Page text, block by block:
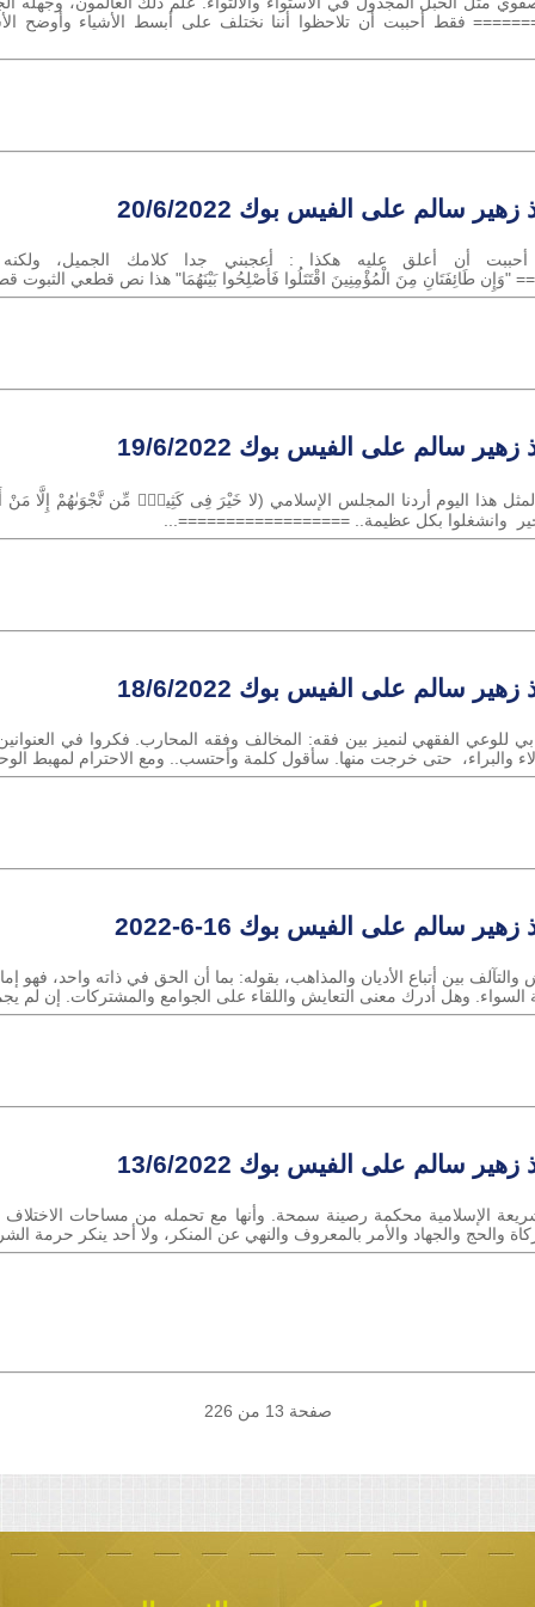
فقط أحببت أن تلاحظوا أننا نختلف على أبسط الأشياء وأوضح
سالم على الفيس بوك 20/6/2022
أحببت أن أعلق عليه هكذا : أعجبني جدا كلامك الجميل،
طَائِفَتَانِ مِنَ الْمُؤْمِنِينَ اقْتَتَلُوا فَأَصْلِحُوا بَيْنَهُمَا" هذا نص قطعي الثبوت
سالم على الفيس بوك 19/6/2022
لمثل هذا اليوم أردنا المجلس الإسلامي (لا خَيْرَ فِى كَثِيرٍۢ مِّن نَّجْوَىٰهُمْ
وانشغلوا بكل عظيمة.. ==================...
سالم على الفيس بوك 18/6/2022
والبراء، حتى خرجت منها. سأقول كلمة وأحتسب.. ومع الاحترام لمهبط
سالم على الفيس بوك 16-6-2022
بين أتباع الأديان والمذاهب، بقوله: بما أن الحق في ذاته واحد، فهو
السواء. وهل أدرك معنى التعايش واللقاء على الجوامع والمشتركات. إن لم
سالم على الفيس بوك 13/6/2022
الإسلامية محكمة رصينة سمحة. وأنها مع تحمله من مساحات
والحج والجهاد والأمر بالمعروف والنهي عن المنكر، ولا أحد ينكر حرمة
صفحة 13 من 226